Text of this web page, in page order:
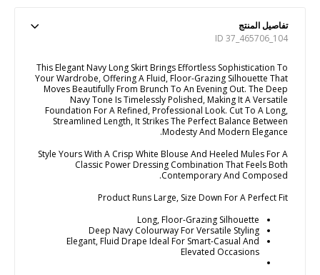
تفاصيل المنتج
ID 37_465706_104
This Elegant Navy Long Skirt Brings Effortless Sophistication To
Your Wardrobe, Offering A Fluid, Floor-Grazing Silhouette That
Moves Beautifully From Brunch To An Evening Out. The Deep
Navy Tone Is Timelessly Polished, Making It A Versatile
Foundation For A Refined, Professional Look. Cut To A Long,
Streamlined Length, It Strikes The Perfect Balance Between
Modesty And Modern Elegance.
Style Yours With A Crisp White Blouse And Heeled Mules For A
Classic Power Dressing Combination That Feels Both
Contemporary And Composed.
Product Runs Large, Size Down For A Perfect Fit
Long, Floor-Grazing Silhouette
Deep Navy Colourway For Versatile Styling
Elegant, Fluid Drape Ideal For Smart-Casual And
Elevated Occasions